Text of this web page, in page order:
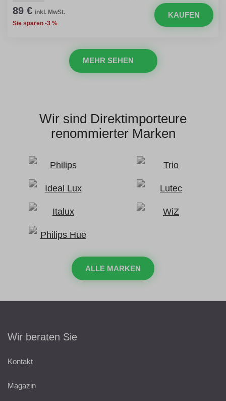
89 € inkl. MwSt.
Sie sparen -3 %
KAUFEN
MEHR SEHEN
Wir sind Direktimporteure
renommierter Marken
ALLE MARKEN
Wir beraten Sie
Kontakt
Magazin